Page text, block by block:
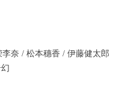
奈 / 松本穗香 / 伊藤健太郎